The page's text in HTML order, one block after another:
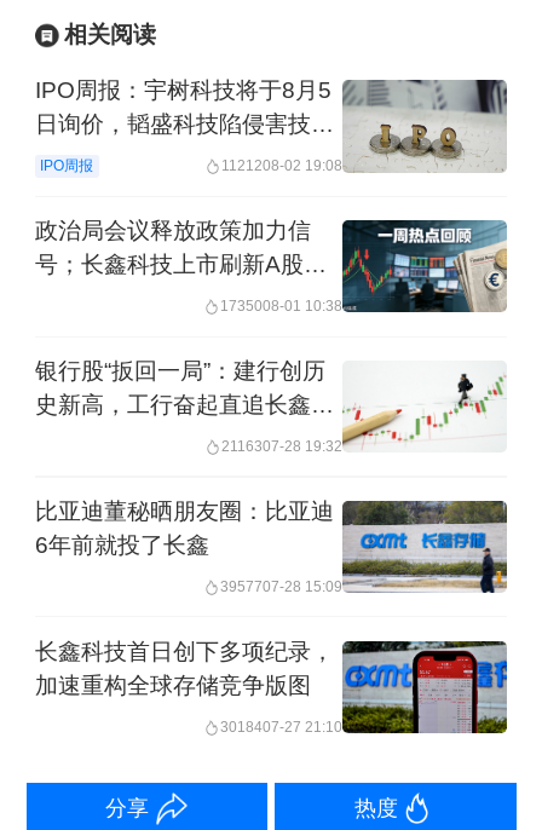
谈会在上海举行。会议指出，要共建上
海（长三角）国际科技创新中心，促进
科技创新策源功能新提升。着力加强基
础研究合作，支持长三角优势力量共同
实施重大基础研究项目。强化企业科技
创新主体地位，以企业需求为牵引组织
联合攻关计划。加速科技成果转化应
壮大技术经理人队伍。充分发挥长三角
创业投资引导基金功能，探索以共保体
阮青表示，当前，长三角科技创新的“四
梁八柱”已经成型，现代化产业体系加快
构建，强劲活跃的增长极功能不断巩固
提升。
达34.67万亿元（约合4.95万亿美元），
相关阅读
IPO周报：宇树科技将于8月5
日询价，韬盛科技陷侵害技术
秘密纠纷
IPO周报 1121208-02 19:08
政治局会议释放政策加力信
号；长鑫科技上市刷新A股纪
录｜一周热点回顾 1735008-01 10:38
银行股“扳回一局”：建行创历
史新高，工行奋起直追长鑫科
2116307-28 19:32
比亚迪董秘晒朋友圈：比亚迪
6年前就投了长鑫
3957707-28 15:09
长鑫科技首日创下多项纪录，
加速重构全球存储竞争版图
3018407-27 21:10
分享 热度